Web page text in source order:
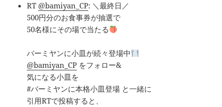
RT @bamiyan_CP: ＼最終日／
500円分のお食事券が抽選で
50名様にその場で当たる
バーミヤンに小皿が続々登場中
@bamiyan_CP をフォロー&
気になる小皿を
#バーミヤンに本格小皿登場 と一緒に
引用RTで投稿すると、